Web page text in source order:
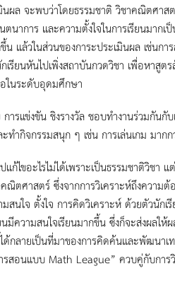
ล จะพบว่าโดยธรรมชาติ วิชาคณิตศาส
นาการ และความตั้งใจในการเรียนมา
กขึ้น แล้วในส่วนของการะประเมินผล เช่
รียนหันไปเพิ่งสถาบันกวดวิชา เพื่อหาสู
ในระดับอุดมศึกษา
ารแข่งขัน ชิงรางวัล ชอบทำงานร่วมกัน
ำกิจกรรมสนุก ๆ เช่น การเล่นเกม มากก
แก้ไขอะไรไม่ได้เพราะเป็นธรรมชาติวิช
ตศาสตร์ ซึ่งจากการวิเคราะห์ถึงความ
นใจ ตั้งใจ การคิดวิเคราะห์ ด้วยตัวนักเ
ความสนใจเรียนมากขึ้น ซึ่งก็จะส่งผล
ได้กลายเป็นที่มาของการคิดค้นและพัฒ
รสอนแบบ Math League” ควบคู่กับการ